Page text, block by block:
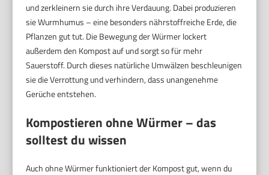
und zerkleinern sie durch ihre Verdauung. Dabei produzieren
sie Wurmhumus – eine besonders nährstoffreiche Erde, die
Pflanzen gut tut. Die Bewegung der Würmer lockert
außerdem den Kompost auf und sorgt so für mehr
Sauerstoff. Durch dieses natürliche Umwälzen beschleunigen
sie die Verrottung und verhindern, dass unangenehme
Gerüche entstehen.
Kompostieren ohne Würmer – das
solltest du wissen
Auch ohne Würmer funktioniert der Kompost gut, wenn du